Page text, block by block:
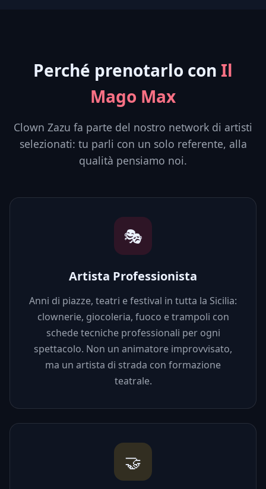
Perché prenotarlo con Il
Mago Max
Clown Zazu fa parte del nostro network di artisti
selezionati: tu parli con un solo referente, alla
qualità pensiamo noi.
🎭
Artista Professionista
Anni di piazze, teatri e festival in tutta la Sicilia:
clownerie, giocoleria, fuoco e trampoli con
schede tecniche professionali per ogni
spettacolo. Non un animatore improvvisato,
ma un artista di strada con formazione
teatrale.
🤝